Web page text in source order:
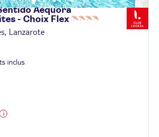
Aequora
- Choix Flex
Lanzarote
inclus